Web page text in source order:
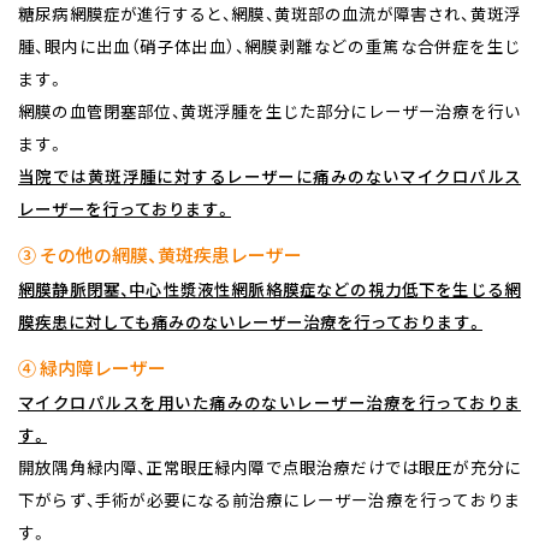
糖尿病網膜症が進行すると、網膜、黄斑部の血流が障害され、黄斑浮
腫、眼内に出血（硝子体出血）、網膜剥離などの重篤な合併症を生じ
ます。
網膜の血管閉塞部位、黄斑浮腫を生じた部分にレーザー治療を行い
ます。
当院では黄斑浮腫に対するレーザーに痛みのないマイクロパルス
レーザーを行っております。
③ その他の網膜、黄斑疾患レーザー
網膜静脈閉塞、中心性漿液性網脈絡膜症などの視力低下を生じる網
膜疾患に対しても痛みのないレーザー治療を行っております。
④ 緑内障レーザー
マイクロパルスを用いた痛みのないレーザー治療を行っておりま
す。
開放隅角緑内障、正常眼圧緑内障で点眼治療だけでは眼圧が充分に
下がらず、手術が必要になる前治療にレーザー治療を行っておりま
す。